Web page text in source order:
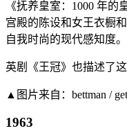
《抚养皇室：1000 年
宫殿的陈设和女王衣橱
自我时尚的现代感知度。
英剧《王冠》也描述了
▲图片来自：bettman /
1963